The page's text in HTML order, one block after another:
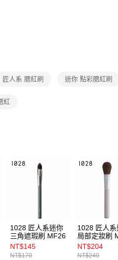
匠人系 腮紅刷 迷你 點彩腮紅刷
紅
1028 匠人系迷你
三角遮瑕刷 MF26
NT$145
NT$170
1028 匠人系
局部定妝刷
NT$204
NT$240